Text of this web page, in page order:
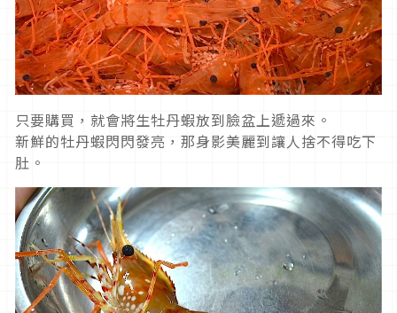
只要購買，就會將生牡丹蝦放到臉盆上遞過來。
新鮮的牡丹蝦閃閃發亮，那身影美麗到讓人捨不得吃下
肚。